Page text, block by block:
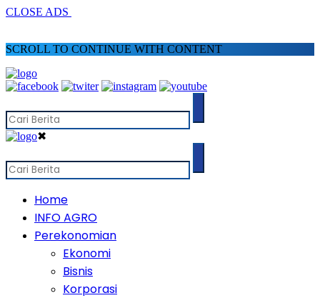
CLOSE ADS
SCROLL TO CONTINUE WITH CONTENT
✖
Home
INFO AGRO
Perekonomian
Ekonomi
Bisnis
Korporasi